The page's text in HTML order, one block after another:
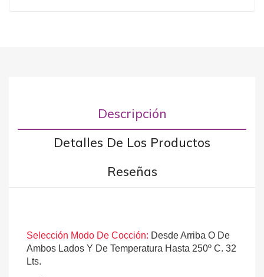
Descripción
Detalles De Los Productos
Reseñas
Selección Modo De Cocción: Desde Arriba O De
Ambos Lados Y De Temperatura Hasta 250º C. 32
Lts.